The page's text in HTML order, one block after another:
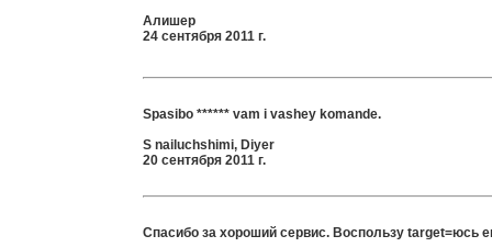
Алишер
24 сентября 2011 г.
Spasibo ****** vam i vashey komande.
S nailuchshimi, Diyer
20 сентября 2011 г.
Спасибо за хороший сервис. Воспользу target=юсь